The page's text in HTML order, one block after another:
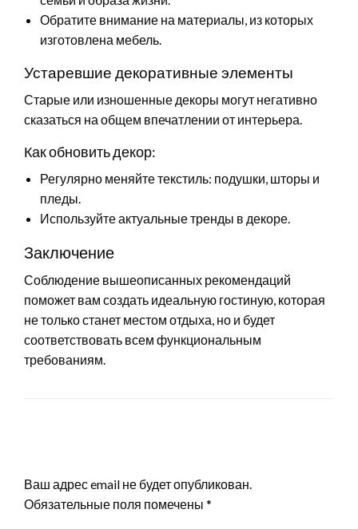
Обратите внимание на материалы, из которых
изготовлена мебель.
Устаревшие декоративные элементы
Старые или изношенные декоры могут негативно
сказаться на общем впечатлении от интерьера.
Как обновить декор:
Регулярно меняйте текстиль: подушки, шторы и
пледы.
Используйте актуальные тренды в декоре.
Заключение
Соблюдение вышеописанных рекомендаций
поможет вам создать идеальную гостиную, которая
не только станет местом отдыха, но и будет
соответствовать всем функциональным
требованиям.
Ваш адрес email не будет опубликован.
Обязательные поля помечены *